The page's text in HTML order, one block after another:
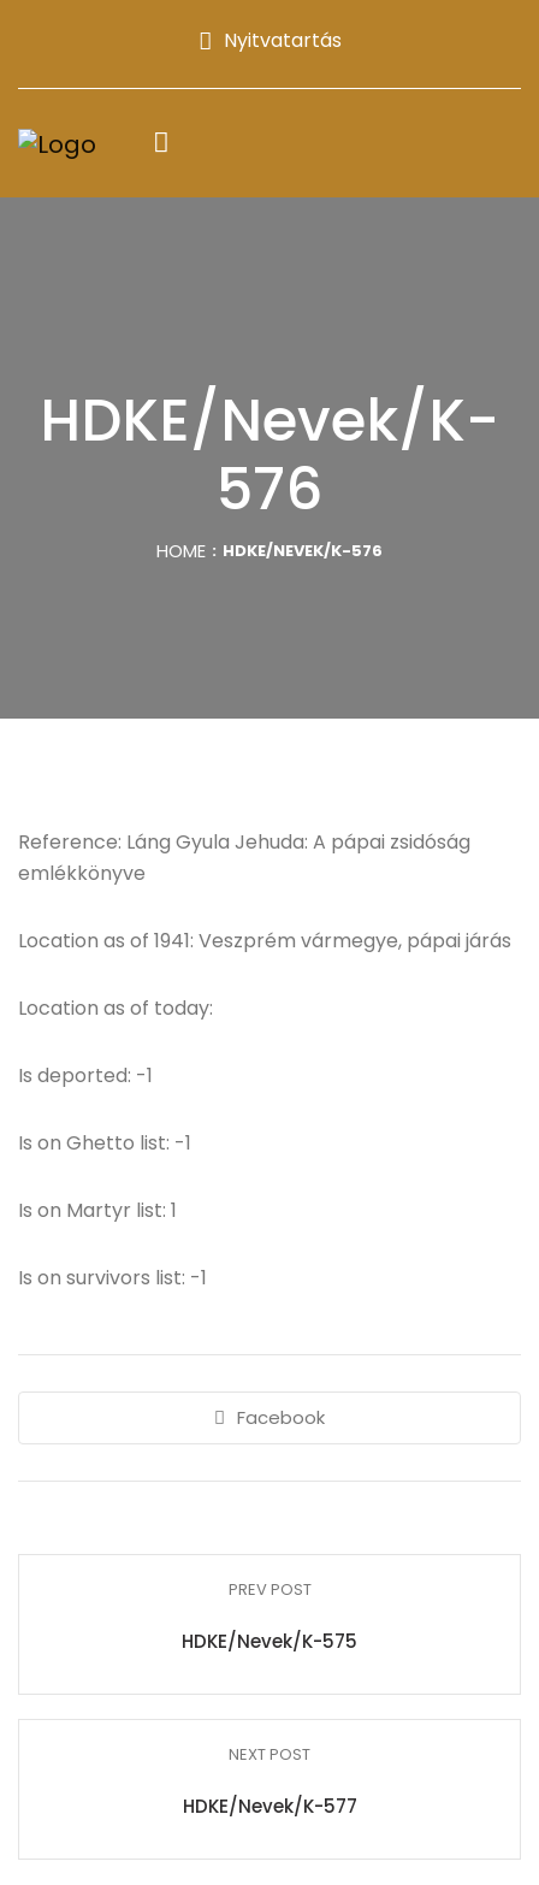
Nyitvatartás
HDKE/Nevek/K-
576
HOME HDKE/NEVEK/K-576
Reference: Láng Gyula Jehuda: A pápai zsidóság
emlékkönyve
Location as of 1941: Veszprém vármegye, pápai járás
Location as of today:
Is deported: -1
Is on Ghetto list: -1
Is on Martyr list: 1
Is on survivors list: -1
Facebook
PREV POST
HDKE/Nevek/K-575
NEXT POST
HDKE/Nevek/K-577